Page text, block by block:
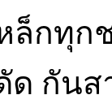
ล็กทุ
ด กัน